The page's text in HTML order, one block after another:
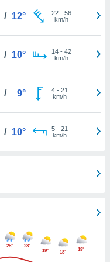
/ 12° 22- 56
km/h
/ 10° 14- 42
km/h
/ 9° 4- 21
km/h
/ 10° 5- 21
km/h
25°
23°
19°
18°
19°